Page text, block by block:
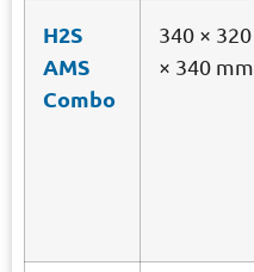
H2S
AMS
Combo
340 × 320
× 340 mm